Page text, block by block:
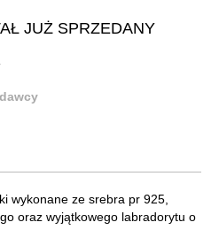
JUŻ SPRZEDANY
wykonane ze srebra pr 925,
oraz wyjątkowego labradorytu o